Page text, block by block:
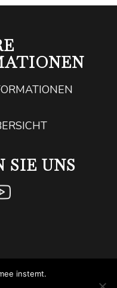
SIE UNS
instemt.